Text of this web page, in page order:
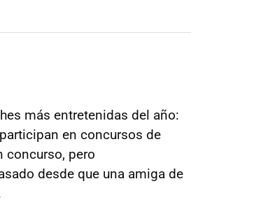
más entretenidas del año:
en concursos de
concurso, pero
desde que una amiga de